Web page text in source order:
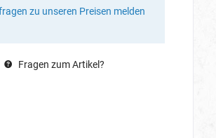
zu unseren Preisen melden
Fragen zum Artikel?